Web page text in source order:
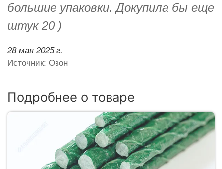
большие упаковки. Докупила бы еще
штук 20 )
28 мая 2025 г.
Источник: Озон
Подробнее о товаре